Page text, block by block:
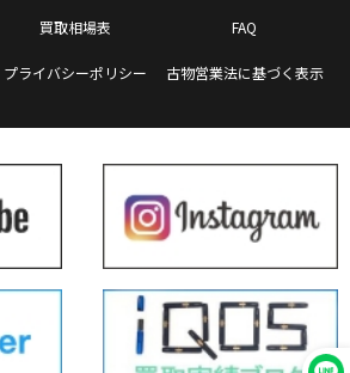
買取相場表 FAQ
プライバシーポリシー 古物営業法に基づく表示